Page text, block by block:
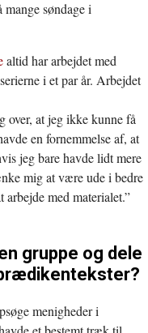
søndage i
altid har arbejdet med
i et par år. Arbejdet
at jeg ikke kunne få
en fornemmelse af, at
jeg bare havde lidt mere
mig at være ude i bedre
med materialet.”
gruppe og dele
menigheder i